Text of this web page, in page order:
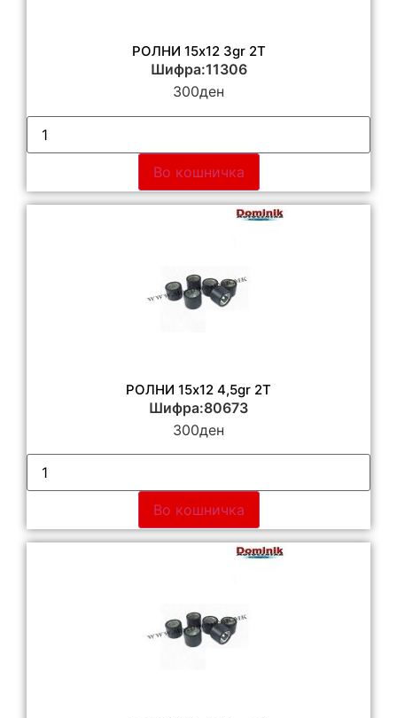
РОЛНИ 15х12 3gr 2T
Шифра:11306
300ден
Во кошничка
РОЛНИ 15х12 4,5gr 2T
Шифра:80673
300ден
Во кошничка